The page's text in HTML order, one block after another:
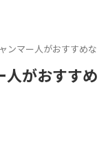
ンマー人がおすすめな
人がおすすめ